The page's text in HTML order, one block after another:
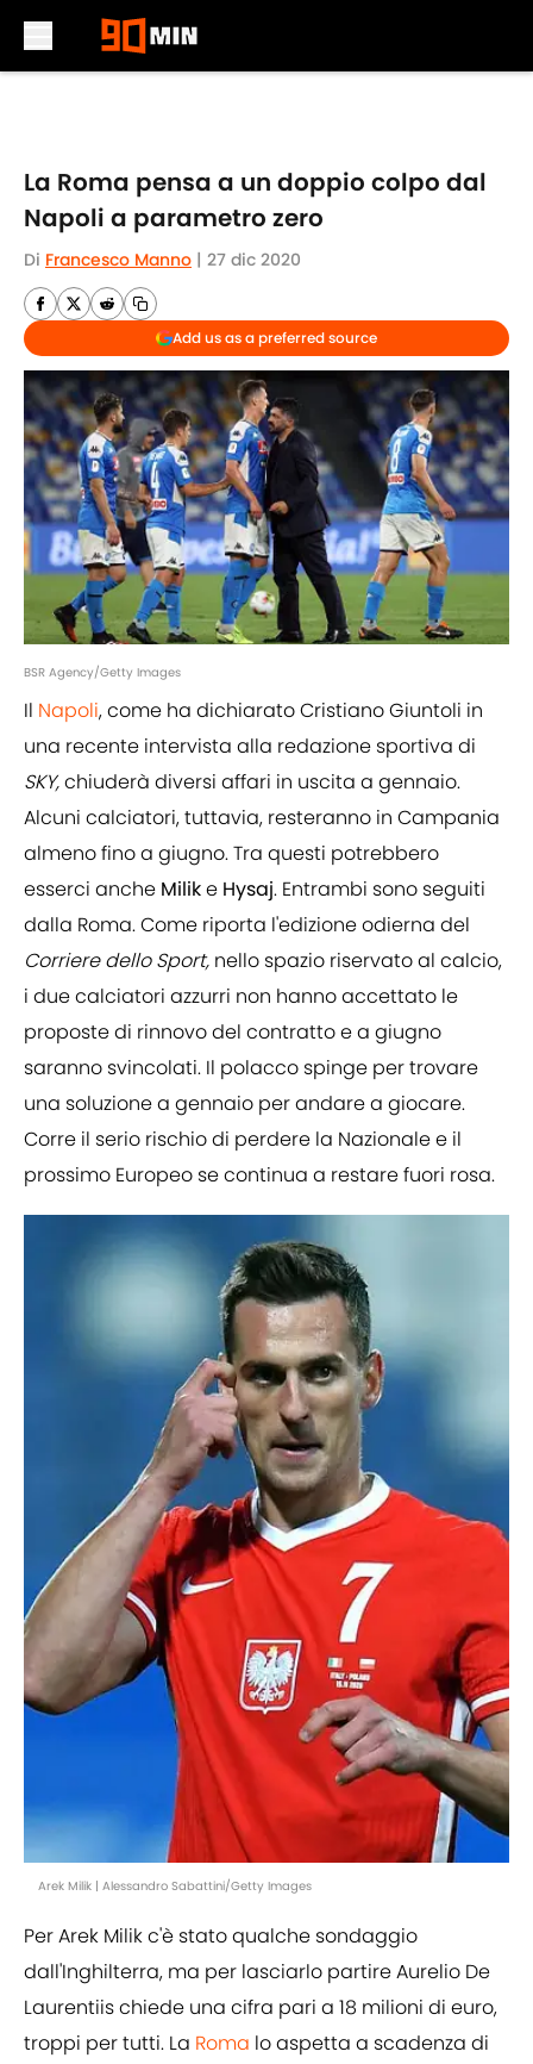
La Roma pensa a un doppio colpo dal
Napoli a parametro zero
Di Francesco Manno | 27 dic 2020
Add us as a preferred source
BSR Agency/Getty Images
Il Napoli, come ha dichiarato Cristiano Giuntoli in
una recente intervista alla redazione sportiva di
SKY,chiuderà diversi affari in uscita a gennaio.
Alcuni calciatori, tuttavia, resteranno in Campania
almeno fino a giugno. Tra questi potrebbero
esserci anche Milike Hysaj. Entrambi sono seguiti
dalla Roma. Come riporta l'edizione odierna del
Corriere dello Sport, nello spazio riservato al calcio,
i due calciatori azzurri non hanno accettato le
proposte di rinnovo del contratto e a giugno
saranno svincolati. Il polacco spinge per trovare
una soluzione a gennaio per andare a giocare.
Corre il serio rischio di perdere la Nazionale e il
prossimo Europeo se continua a restare fuori rosa.
Arek Milik | Alessandro Sabattini/Getty Images
Per Arek Milik c'è stato qualche sondaggio
dall'Inghilterra, ma per lasciarlo partire Aurelio De
Laurentiis chiede una cifra pari a 18 milioni di euro,
troppi per tutti. La Roma lo aspetta a scadenza di